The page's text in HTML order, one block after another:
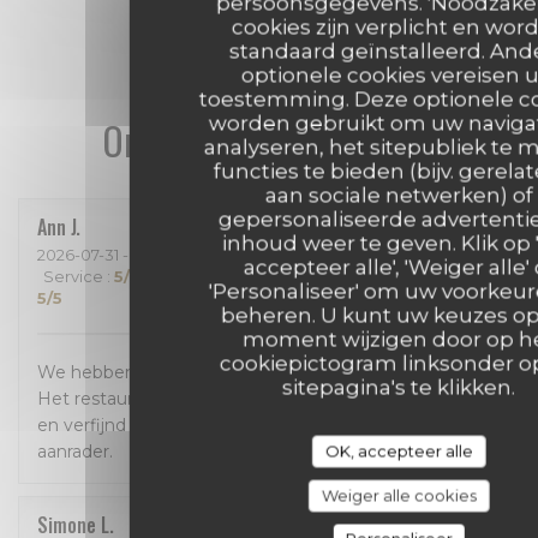
cookies zijn verplicht en
standaard geïnstalleerd.
optionele cookies vereisen
toestemming. Deze optionele
worden gebruikt om uw
analyseren, het sitepubliek te
functies te bieden (bijv.
aan sociale netwerken) of
gepersonaliseerde
inhoud weer te geven. Klik op
accepteer alle', 'Weiger alle'
'Personaliseer' om uw
beheren. U kunt uw keuzes
moment wijzigen door op
cookiepictogram linksonder
sitepagina's te klikken.
OK, accepteer alle
Weiger alle cookies
Onze gastbeoordelingen
Ann J
2026-07-31 - 18:30 - Gasten 4
Service : 5/5 5/5 Keuken: 5 /5 Kwaliteit / Prijs :
5/5
We hebben enorm genoten van een geweldig diner!
Het restaurant is prachtig, het eten is bijzonder lekker
en verfijnd en de bediening was perfect! Een absolute
aanrader.
Simone L